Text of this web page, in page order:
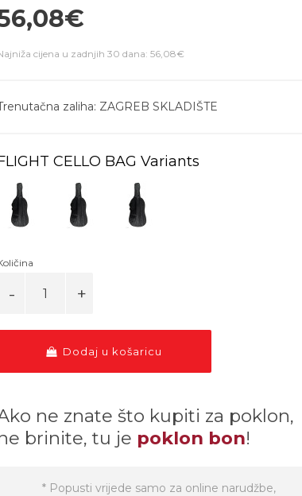
cijena u zadnjih 30 dana: 56,08€
zaliha: ZAGREB SKLADIŠTE
CELLO BAG Variants
Dodaj u košaricu
ne znate što kupiti za poklon,
brinite, tu je poklon bon!
* Popusti vrijede samo za online narudžbe,